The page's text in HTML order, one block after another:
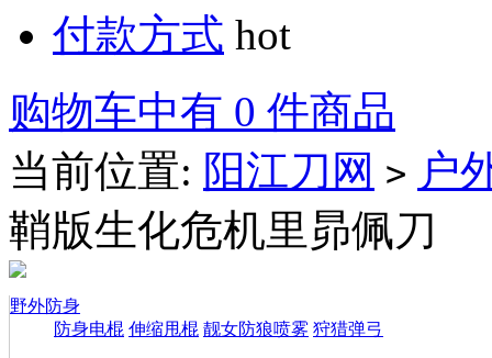
付款方式 hot
购物车中有 0 件商品
当前位置: 阳江刀网 > 户
鞘版生化危机里昴佩刀
野外防身
防身电棍 伸缩甩棍 靓女防狼喷雾 狩猎弹弓